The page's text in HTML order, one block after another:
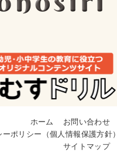
ホーム お問い合わせ
ーポリシー（個人情報保護方針）
サイトマップ